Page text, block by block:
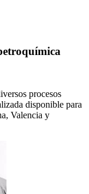
procesos
disponible para
Valencia y